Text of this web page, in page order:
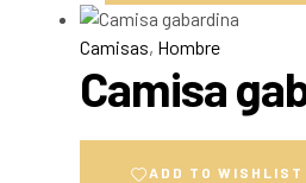
Camisas, Hombre
Camisa
ADD TO WISHLIST